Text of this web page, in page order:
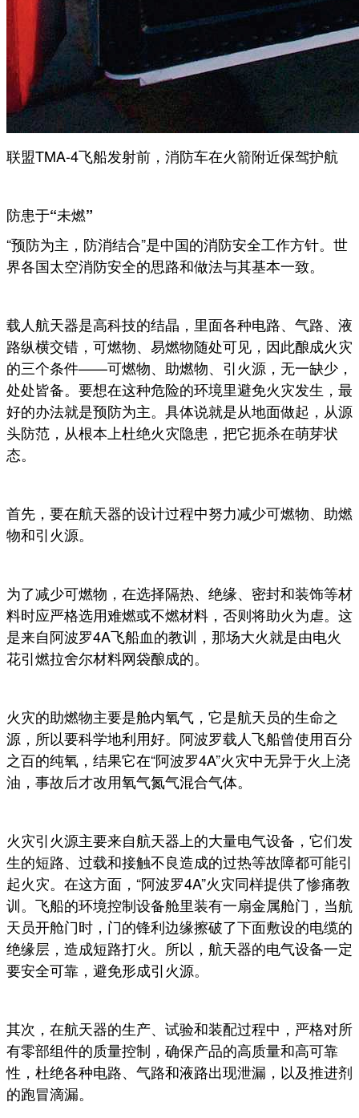
联盟TMA-4飞船发射前，消防车在火箭附近保驾护航
防患于“未燃”
“预防为主，防消结合”是中国的消防安全工作方针。世
界各国太空消防安全的思路和做法与其基本一致。
载人航天器是高科技的结晶，里面各种电路、气路、液
路纵横交错，可燃物、易燃物随处可见，因此酿成火灾
的三个条件——可燃物、助燃物、引火源，无一缺少，
处处皆备。要想在这种危险的环境里避免火灾发生，最
好的办法就是预防为主。具体说就是从地面做起，从源
头防范，从根本上杜绝火灾隐患，把它扼杀在萌芽状
态。
首先，要在航天器的设计过程中努力减少可燃物、助燃
物和引火源。
为了减少可燃物，在选择隔热、绝缘、密封和装饰等材
料时应严格选用难燃或不燃材料，否则将助火为虐。这
是来自阿波罗4A飞船血的教训，那场大火就是由电火
花引燃拉舍尔材料网袋酿成的。
火灾的助燃物主要是舱内氧气，它是航天员的生命之
源，所以要科学地利用好。阿波罗载人飞船曾使用百分
之百的纯氧，结果它在“阿波罗4A”火灾中无异于火上浇
油，事故后才改用氧气氮气混合气体。
火灾引火源主要来自航天器上的大量电气设备，它们发
生的短路、过载和接触不良造成的过热等故障都可能引
起火灾。在这方面，“阿波罗4A”火灾同样提供了惨痛教
训。飞船的环境控制设备舱里装有一扇金属舱门，当航
天员开舱门时，门的锋利边缘擦破了下面敷设的电缆的
绝缘层，造成短路打火。所以，航天器的电气设备一定
要安全可靠，避免形成引火源。
其次，在航天器的生产、试验和装配过程中，严格对所
有零部组件的质量控制，确保产品的高质量和高可靠
性，杜绝各种电路、气路和液路出现泄漏，以及推进剂
的跑冒滴漏。